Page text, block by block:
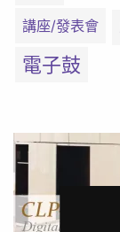
講座/發表會
電子鼓